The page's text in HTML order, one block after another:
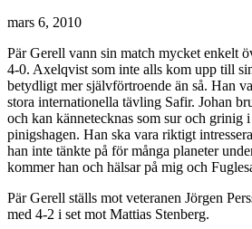
mars 6, 2010
Pär Gerell vann sin match mycket enkelt
4-0. Axelqvist som inte alls kom upp till
betydligt mer självförtroende än så. Han
stora internationella tävling Safir. Johan
och kan kännetecknas som sur och grinig
pinigshagen. Han ska vara riktigt
han inte tänkte på för många planeter
kommer han och hälsar på mig och
Pär Gerell ställs mot veteranen Jörgen
med 4-2 i set mot Mattias Stenberg.